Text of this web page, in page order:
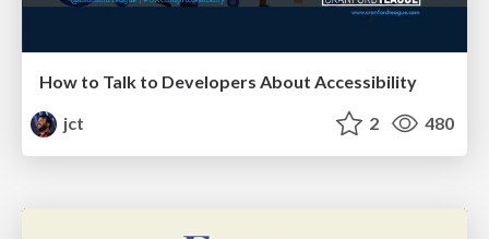
How to Talk to Developers About Accessibility
jct
2 480